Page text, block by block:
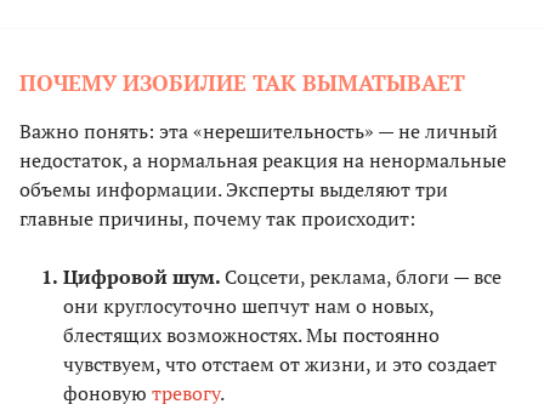
ПОЧЕМУ ИЗОБИЛИЕ ТАК ВЫМАТЫВАЕТ
Важно понять: эта «нерешительность» — не личный
недостаток, а нормальная реакция на ненормальные
объемы информации. Эксперты выделяют три
главные причины, почему так происходит:
Цифровой шум.Соцсети, реклама, блоги — все
они круглосуточно шепчут нам о новых,
блестящих возможностях. Мы постоянно
чувствуем, что отстаем от жизни, и это создает
фоновую тревогу.